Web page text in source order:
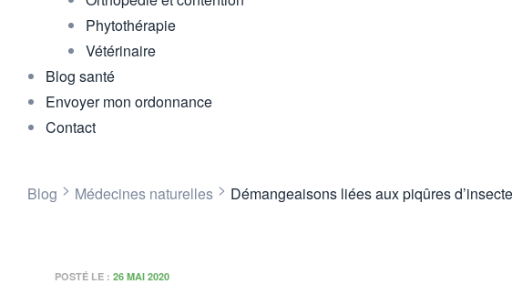
Phytothérapie
Vétérinaire
Blog santé
Envoyer mon ordonnance
Contact
Blog > Médecines naturelles > Démangeaisons liées aux piqûres
POSTÉ LE : 26 MAI 2020